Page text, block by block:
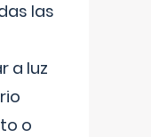
las
a luz
o